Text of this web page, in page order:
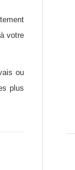
votre
ou
plus